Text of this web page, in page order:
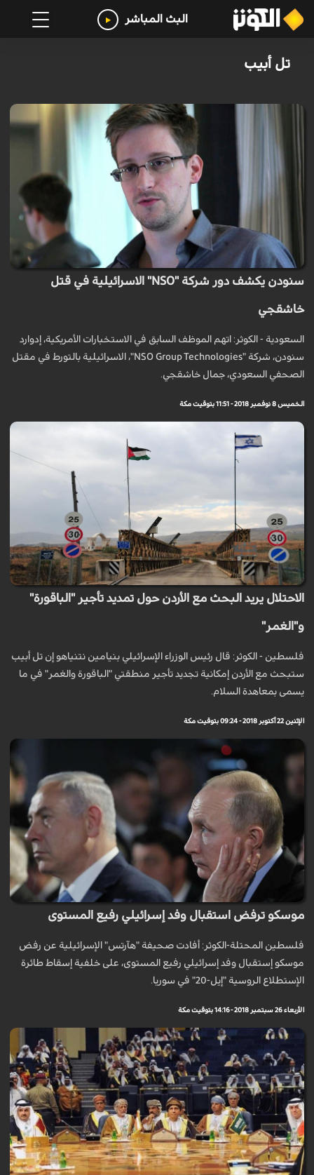
البث المباشر
تل أبيب
سنودن يكشف دور شركة "NSO" الاسرائيلية في قتل
خاشقجي
السعودية - الكوثر: اتهم الموظف السابق في الاستخبارات الأمريكية، إدوارد
سنودن، شركة "NSO Group Technologies"، الاسرائيلية بالتورط في مقتل
الصحفي السعودي، جمال خاشقجي.
الخميس 8 نوفمبر 2018 - 11:51 بتوقيت مكة
الاحتلال يريد البحث مع الأردن حول تمديد تأجير "الباقورة"
و"الغمر"
فلسطين - الكوثر: قال رئيس الوزراء الإسرائيلي بنيامين نتنياهو إن تل أبيب
ستبحث مع الأردن إمكانية تجديد تأجير منطقتي "الباقورة والغمر" في ما
يسمى بمعاهدة السلام.
الإثنين 22 أكتوبر 2018 - 09:24 بتوقيت مكة
موسكو ترفض استقبال وفد إسرائيلي رفيع المستوى
فلسطين المحتلة-الكوثر: أفادت صحيفة "هآرتس" الإسرائيلية عن رفض
موسكو إستقبال وفد إسرائيلي رفيع المستوى، على خلفية إسقاط طائرة
الإستطلاع الروسية "إيل-20" في سوريا.
الأربعاء 26 سبتمبر 2018 - 14:16 بتوقيت مكة